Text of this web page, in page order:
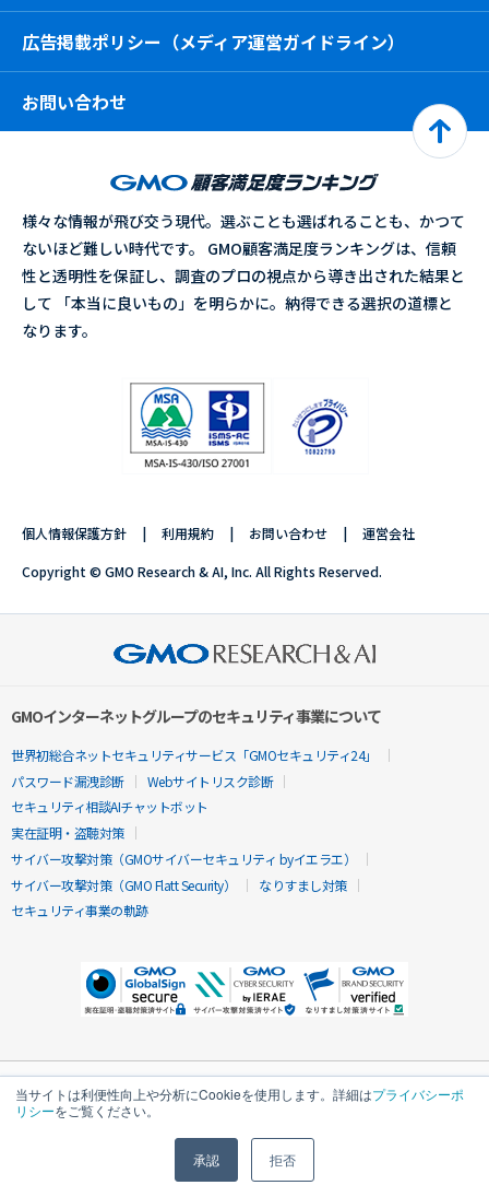
当サイトは利便性向上や分析にCookieを使用します。詳細はプライバシーポ
リシーをご覧ください。
承認 拒否
広告掲載ポリシー（メディア運営ガイドライン）
お問い合わせ
様々な情報が飛び交う現代。選ぶことも選ばれることも、かつて
ないほど難しい時代です。 GMO顧客満足度ランキングは、信頼
性と透明性を保証し、調査のプロの視点から導き出された結果と
して 「本当に良いもの」を明らかに。納得できる選択の道標と
なります。
個人情報保護方針 利用規約 お問い合わせ 運営会社
Copyright © GMO Research & AI, Inc. All Rights Reserved.
GMOインターネットグループのセキュリティ事業について
世界初総合ネットセキュリティサービス「GMOセキュリティ24」
パスワード漏洩診断
Webサイトリスク診断
セキュリティ相談AIチャットボット
実在証明・盗聴対策
サイバー攻撃対策（GMOサイバーセキュリティ byイエラエ）
サイバー攻撃対策（GMO Flatt Security）
なりすまし対策
セキュリティ事業の軌跡